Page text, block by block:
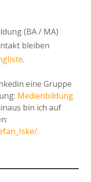
(BA / MA)
bleiben
.
eine Gruppe
Medienbildung
bin ich auf
.